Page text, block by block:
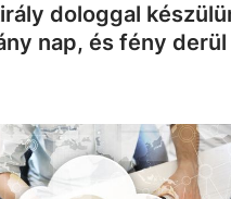
dologgal
nap, és fény derül